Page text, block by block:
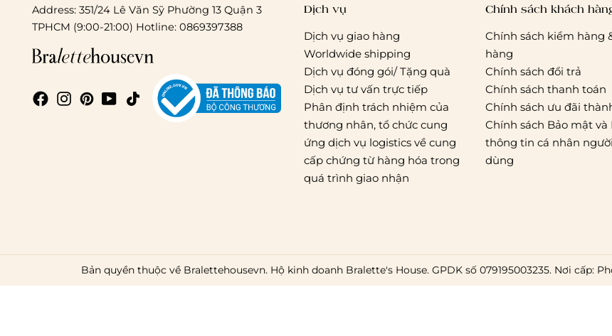
Address: 351/24 Lê Văn Sỹ Phường 13 Quận 3
TPHCM (9:00-21:00) Hotline: 0869397388
Dịch vụ
Dịch vụ giao hàng
Worldwide shipping
Dịch vụ đóng gói/ Tặng quà
Dịch vụ tư vấn trực tiếp
Phân định trách nhiệm của
thương nhân, tổ chức cung
ứng dịch vụ logistics về cung
cấp chứng từ hàng hóa trong
quá trình giao nhận
Chính sách khách
Chính sách kiểm hàng
hàng
Chính sách đổi trả
Chính sách thanh toán
Chính sách ưu đãi
Chính sách Bảo mật và
thông tin cá nhân
dùng
Bản quyền thuộc về Bralettehousevn. Hộ kinh doanh Bralette's House. GPDK số 079195003235. Nơi cấp: